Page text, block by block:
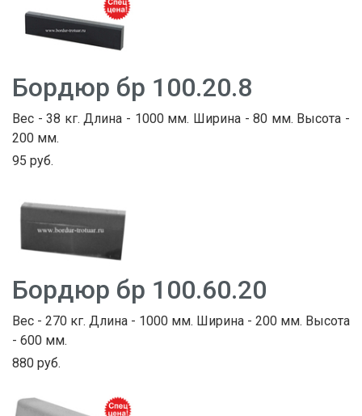
Бордюр бр 100.20.8
Вес - 38 кг. Длина - 1000 мм. Ширина - 80 мм. Высота -
200 мм.
95 руб.
Бордюр бр 100.60.20
Вес - 270 кг. Длина - 1000 мм. Ширина - 200 мм. Высота
- 600 мм.
880 руб.